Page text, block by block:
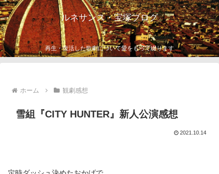
ルネサンス・宝塚ブログ
再生・復活した歌劇について愛をもって綴ります
ホーム 観劇感想
雪組『CITY HUNTER』新人公演感想
2021.10.14